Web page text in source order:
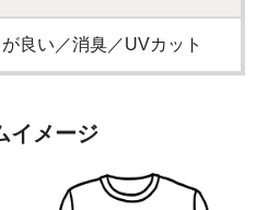
良い／消臭／UVカット
イメージ